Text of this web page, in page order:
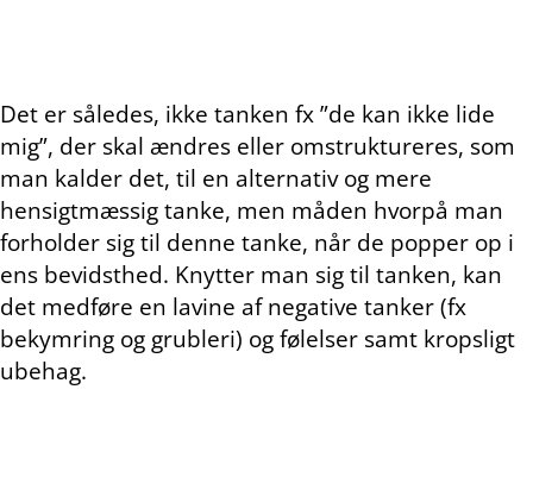
Det er således, ikke tanken fx ”de kan ikke lide
mig”, der skal ændres eller omstruktureres, som
man kalder det, til en alternativ og mere
hensigtmæssig tanke, men måden hvorpå man
forholder sig til denne tanke, når de popper op i
ens bevidsthed. Knytter man sig til tanken, kan
det medføre en lavine af negative tanker (fx
bekymring og grubleri) og følelser samt kropsligt
ubehag.